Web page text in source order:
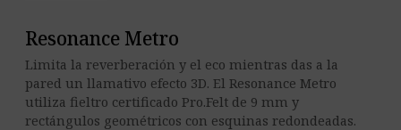
Resonance Metro
Limita la reverberación y el eco mientras das a la
pared un llamativo efecto 3D. El Resonance Metro
utiliza fieltro certificado Pro.Felt de 9 mm y
rectángulos geométricos con esquinas redondeadas.